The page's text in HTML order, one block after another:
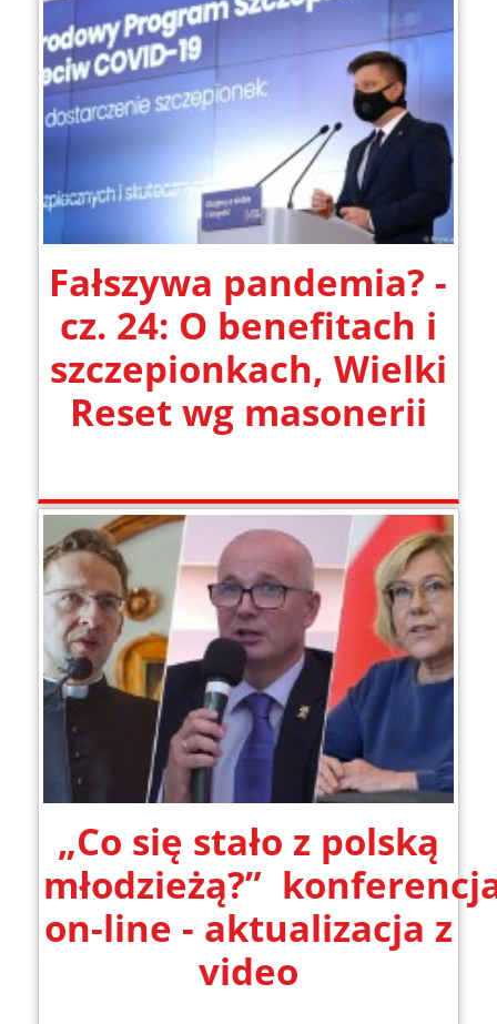
Fałszywa pandemia? -
cz. 24: O benefitach i
szczepionkach, Wielki
Reset wg masonerii
„Co się stało z polską
młodzieżą?”
on-line - aktualizacja z
video